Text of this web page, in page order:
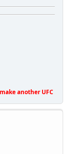
another UFC